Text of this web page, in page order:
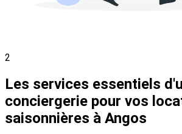
2
Les services essentiels
conciergerie pour vos
saisonnières à Angos